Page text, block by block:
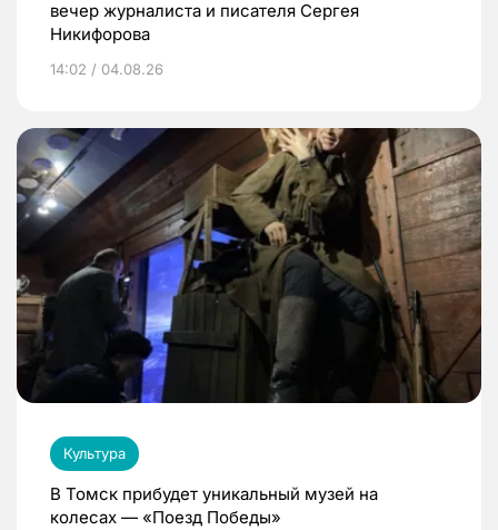
вечер журналиста и писателя Сергея
Никифорова
14:02 / 04.08.26
Культура
В Томск прибудет уникальный музей на
колесах — «Поезд Победы»